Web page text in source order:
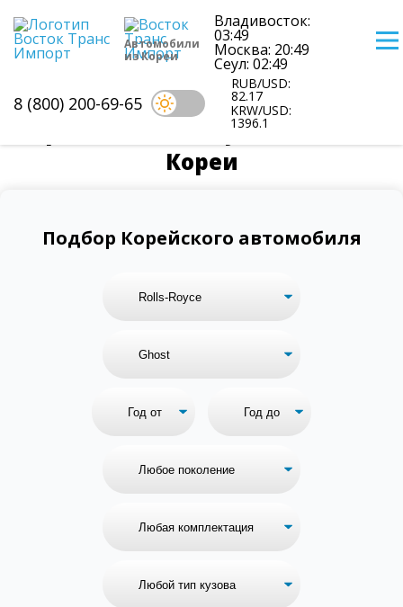
Автомобили
из Кореи
Владивосток:
03:49
Москва: 20:49
Сеул: 02:49
RUB/USD:
82.17
KRW/USD:
1396.1
8 (800) 200-69-65
Цены на Rolls-royce Ghost из
Кореи
Подбор Корейского автомобиля